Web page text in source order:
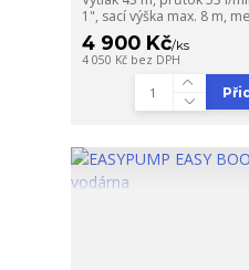
1", sací výška max. 8 m,
4 900 Kč/ks
4 050 Kč bez DPH